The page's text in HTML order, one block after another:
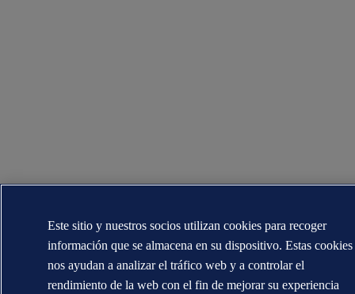
Este sitio y nuestros socios utilizan cookies para recoger
información que se almacena en su dispositivo. Estas cookies
nos ayudan a analizar el tráfico web y a controlar el
rendimiento de la web con el fin de mejorar su experiencia